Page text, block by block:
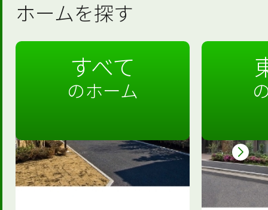
ホームを探す
すべて
のホーム